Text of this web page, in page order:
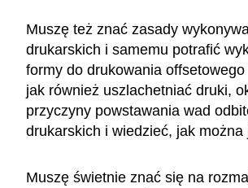
Muszę też znać zasady
drukarskich i samemu potrafić
formy do drukowania offsetowego
jak również uszlachetniać druki,
przyczyny powstawania wad
drukarskich i wiedzieć, jak można
Muszę świetnie znać się na